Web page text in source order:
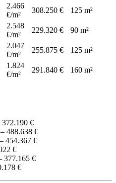
2.466
€/m²
308.250 € 125 m²
2.548
€/m²
229.320 € 90 m²
2.047
€/m²
255.875 € 125 m²
1.824
€/m²
291.840 € 160 m²
372.190 €
488.638 €
454.367 €
€
377.165 €
€